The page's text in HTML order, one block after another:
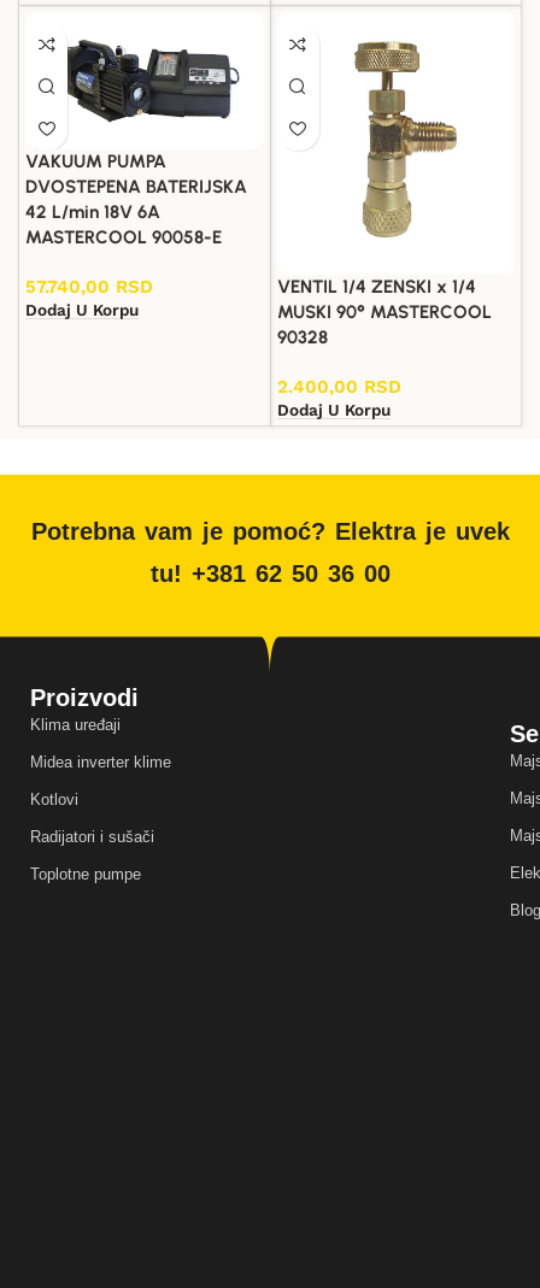
VAKUUM PUMPA
DVOSTEPENA BATERIJSKA
42 L/min 18V 6A
MASTERCOOL 90058-E
57.740,00 RSD
Dodaj U Korpu
VENTIL 1/4 ZENSKI x 1/4
MUSKI 90° MASTERCOOL
90328
2.400,00 RSD
Dodaj U Korpu
Potrebna vam je pomoć? Elektra je uvek
tu! +381 62 50 36 00
Proizvodi
Klima uređaji
Midea inverter klime
Kotlovi
Radijatori i sušači
Toplotne pumpe
Blog